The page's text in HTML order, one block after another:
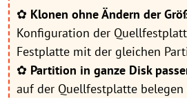
✿ Klonen ohne Ändern der
Konfiguration der
Festplatte mit der gleichen
✿ Partition in ganze Disk
auf der Quellfestplatte belegen